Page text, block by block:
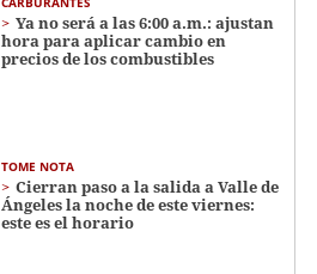
Ya no será a las 6:00 a.m.: ajustan
hora para aplicar cambio en
precios de los combustibles
TOME NOTA
Cierran paso a la salida a Valle de
Ángeles la noche de este viernes:
este es el horario